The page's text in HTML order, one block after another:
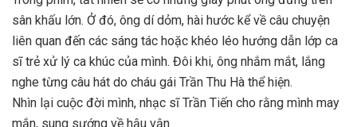
sân khấu lớn. Ở đó, ông dí dỏm, hài hước kể về câu chuyện
liên quan đến các sáng tác hoặc khéo léo hướng dẫn lớp ca
sĩ trẻ xử lý ca khúc của mình. Đôi khi, ông nhắm mắt, lắng
nghe từng câu hát do cháu gái Trần Thu Hà thể hiện.
Nhìn lại cuộc đời mình, nhạc sĩ Trần Tiến cho rằng mình may
mắn, sung sướng về hậu vận.